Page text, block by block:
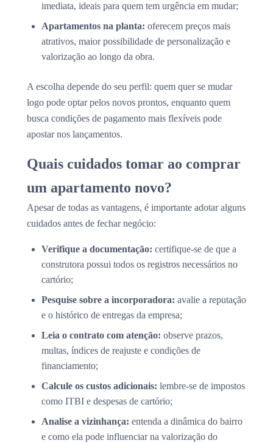
imediata, ideais para quem tem urgência em mudar;
Apartamentos na planta: oferecem preços mais
atrativos, maior possibilidade de personalização e
valorização ao longo da obra.
A escolha depende do seu perfil: quem quer se mudar
logo pode optar pelos novos prontos, enquanto quem
busca condições de pagamento mais flexíveis pode
apostar nos lançamentos.
Quais cuidados tomar ao comprar
um apartamento novo?
Apesar de todas as vantagens, é importante adotar alguns
cuidados antes de fechar negócio:
Verifique a documentação: certifique-se de que a
construtora possui todos os registros necessários no
cartório;
Pesquise sobre a incorporadora: avalie a reputação
e o histórico de entregas da empresa;
Leia o contrato com atenção: observe prazos,
multas, índices de reajuste e condições de
financiamento;
Calcule os custos adicionais: lembre-se de impostos
como ITBI e despesas de cartório;
Analise a vizinhança: entenda a dinâmica do bairro
e como ela pode influenciar na valorização do